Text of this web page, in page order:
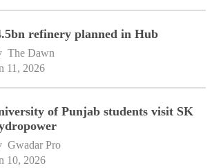
refinery planned in Hub
The Dawn
11, 2026
of Punjab students visit SK
Gwadar Pro
10, 2026